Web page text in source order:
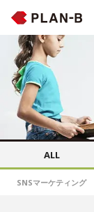
ALL
SNSマーケティング